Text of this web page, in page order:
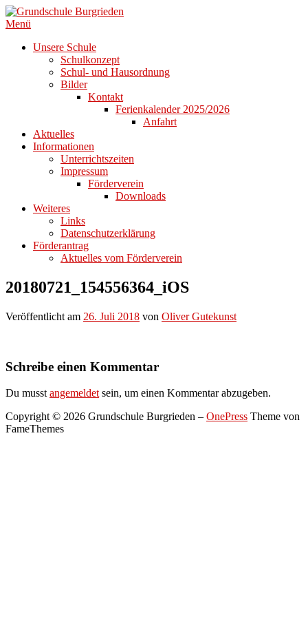
Zum
Inhalt
Menü
Unsere Schule
Schulkonzept
Schul- und Hausordnung
Bilder
Kontakt
Ferienkalender 2025/2026
Anfahrt
Aktuelles
Informationen
Unterrichtszeiten
Impressum
Förderverein
Downloads
Weiteres
Links
Datenschutzerklärung
Förderantrag
Aktuelles vom Förderverein
20180721_154556364_iOS
Veröffentlicht am 26. Juli 2018 von Oliver Gutekunst
Schreibe einen Kommentar
Du musst angemeldet sein, um einen Kommentar abzugeben.
Copyright © 2026 Grundschule Burgrieden – OnePress Theme von
FameThemes